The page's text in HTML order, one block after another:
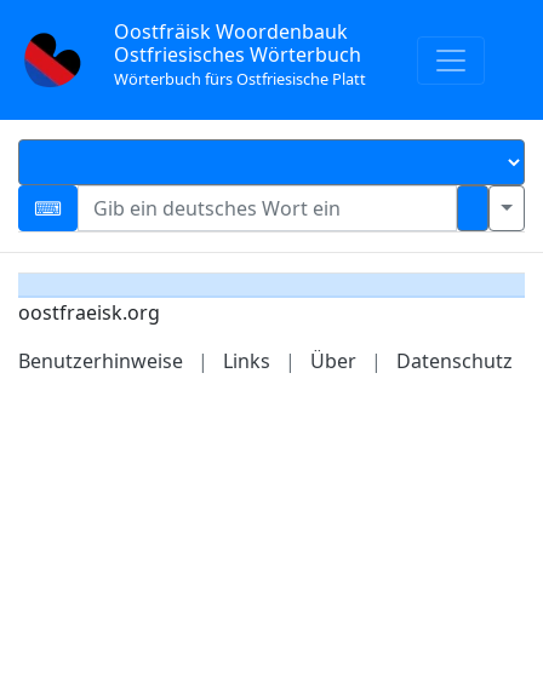
Oostfräisk Woordenbauk
Ostfriesisches Wörterbuch
Wörterbuch fürs Ostfriesische Platt
oostfraeisk.org
Benutzerhinweise
| Links | Über | Datenschutz